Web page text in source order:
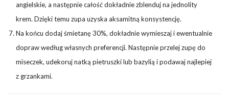
angielskie, a następnie całość dokładnie zblenduj na jednolity
krem. Dzięki temu zupa uzyska aksamitną konsystencję.
Na końcu dodaj śmietanę 30%, dokładnie wymieszaj i ewentualnie
dopraw według własnych preferencji. Następnie przelej zupę do
miseczek, udekoruj natką pietruszki lub bazylią i podawaj najlepiej
z grzankami.